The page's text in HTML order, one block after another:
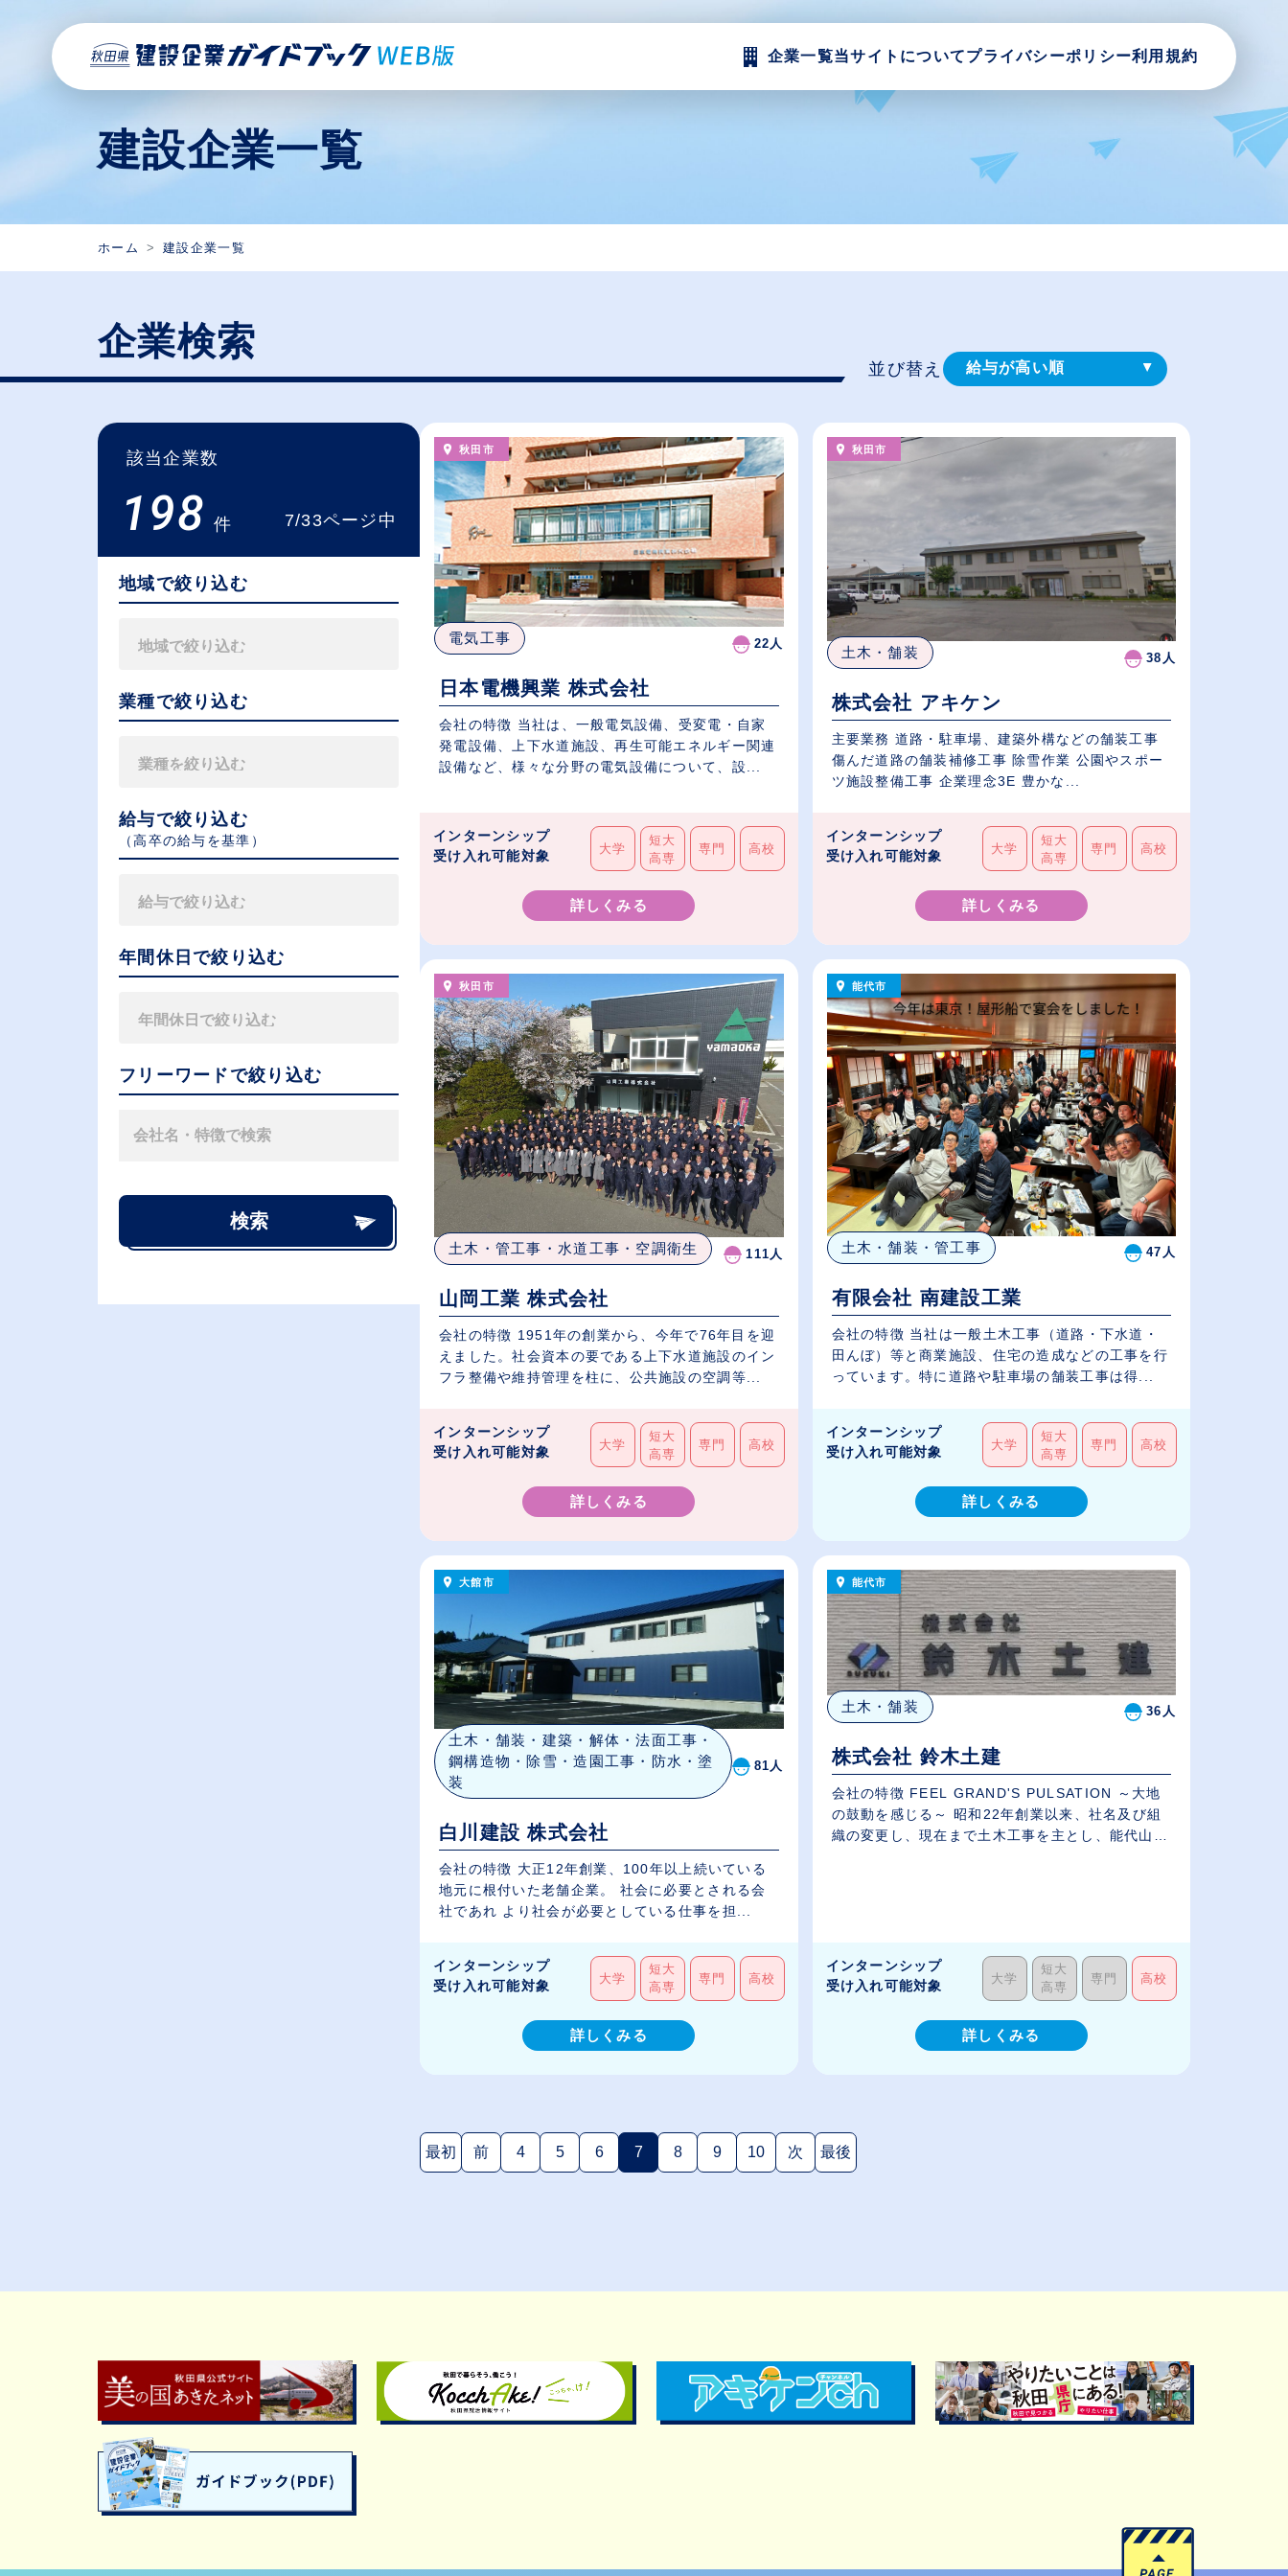
企業一覧当サイトについてプライバシーポリシー利用規約
建設企業一覧
ホーム 建設企業一覧
企業検索
該当企業数
198 件 7/33ページ中
地域で絞り込む
業種で絞り込む
給与で絞り込む
（⾼卒の給与を基準）
年間休日で絞り込む
フリーワードで絞り込む
検索
並び替え 給与が高い順
休日数が多い順
秋田市
電気工事 22人
日本電機興業 株式会社
会社の特徴 当社は、一般電気設備、受変電・自家
発電設備、上下水道施設、再生可能エネルギー関連
設備など、様々な分野の電気設備について、設...
インターンシップ
受け入れ可能対象
大学
短大
高専
専門 高校
詳しくみる
秋田市
土木・舗装 38人
株式会社 アキケン
主要業務 道路・駐車場、建築外構などの舗装工事
傷んだ道路の舗装補修工事 除雪作業 公園やスポー
ツ施設整備工事 企業理念3E 豊かな...
インターンシップ
受け入れ可能対象
大学
短大
高専
専門 高校
詳しくみる
秋田市
土木・管工事・水道工事・空調衛生 111人
山岡工業 株式会社
会社の特徴 1951年の創業から、今年で76年目を迎
えました。社会資本の要である上下水道施設のイン
フラ整備や維持管理を柱に、公共施設の空調等...
インターンシップ
受け入れ可能対象
大学
短大
高専
専門 高校
詳しくみる
能代市
土木・舗装・管工事 47人
有限会社 南建設工業
会社の特徴 当社は一般土木工事（道路・下水道・
田んぼ）等と商業施設、住宅の造成などの工事を行
っています。特に道路や駐車場の舗装工事は得...
インターンシップ
受け入れ可能対象
大学
短大
高専
専門 高校
詳しくみる
大館市
土木・舗装・建築・解体・法面工事・
鋼構造物・除雪・造園工事・防水・塗
装
81人
白川建設 株式会社
会社の特徴 大正12年創業、100年以上続いている
地元に根付いた老舗企業。 社会に必要とされる会
社であれ より社会が必要としている仕事を担...
インターンシップ
受け入れ可能対象
大学
短大
高専
専門 高校
詳しくみる
能代市
土木・舗装 36人
株式会社 鈴木土建
会社の特徴 FEEL GRAND'S PULSATION ～大地
の鼓動を感じる～ 昭和22年創業以来、社名及び組
織の変更し、現在まで土木工事を主とし、能代山本
インターンシップ
受け入れ可能対象
大学
短大
高専
専門 高校
詳しくみる
最初 前 4 5 6 7(現在のページ)
8 9 10 次 最後